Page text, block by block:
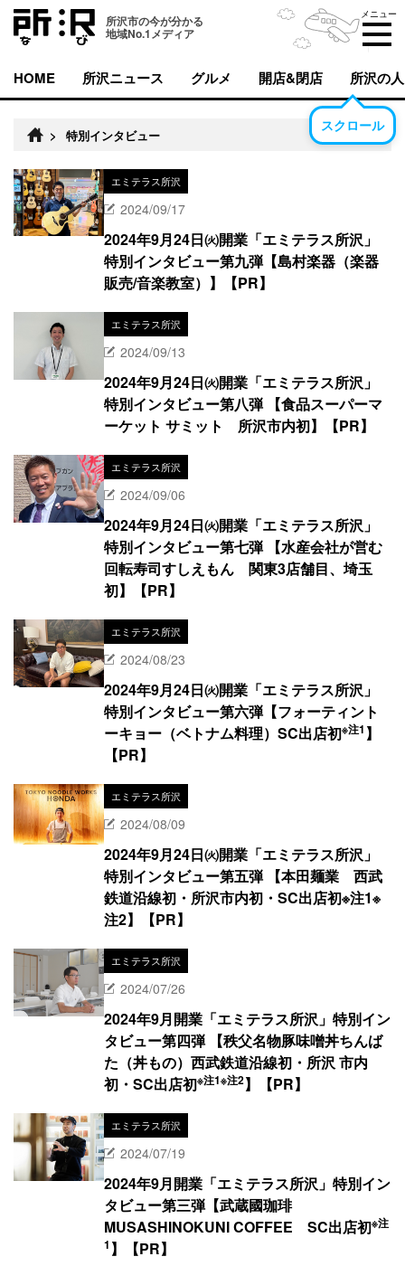
所沢市の今が分かる
地域No.1メディア
メニュー
HOME 所沢ニュース グルメ 開店&閉店 所沢の人
スクロール
> 特別インタビュー
エミテラス所沢
2024/09/17
2024年9月24日㈫開業「エミテラス所沢」
特別インタビュー第九弾【島村楽器（楽器
販売/音楽教室）】【PR】
エミテラス所沢
2024/09/13
2024年9月24日㈫開業「エミテラス所沢」
特別インタビュー第八弾 【食品スーパーマ
ーケット サミット 所沢市内初】【PR】
エミテラス所沢
2024/09/06
2024年9月24日㈫開業「エミテラス所沢」
特別インタビュー第七弾 【水産会社が営む
回転寿司すしえもん 関東3店舗目、埼玉
初】【PR】
エミテラス所沢
2024/08/23
2024年9月24日㈫開業「エミテラス所沢」
特別インタビュー第六弾【フォーティント
ーキョー（ベトナム料理）SC出店初※注1 】
【PR】
エミテラス所沢
2024/08/09
2024年9月24日㈫開業「エミテラス所沢」
特別インタビュー第五弾 【本田麺業 西武
鉄道沿線初・所沢市内初・SC出店初※注1※
注2】【PR】
エミテラス所沢
2024/07/26
2024年9月開業「エミテラス所沢」特別イン
タビュー第四弾 【秩父名物豚味噌丼ちんば
た（丼もの）西武鉄道沿線初・所沢 市内
初・SC出店初※注1※注2】【PR】
エミテラス所沢
2024/07/19
2024年9月開業「エミテラス所沢」特別イン
タビュー第三弾【武蔵國珈琲
MUSASHINOKUNI COFFEE SC出店初※注
1 】【PR】